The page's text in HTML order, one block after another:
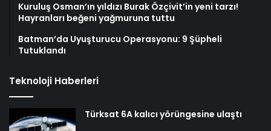
Kuruluş Osman’ın yıldızı Burak Özçivit’in yeni tarzı!
Hayranları beğeni yağmuruna tuttu
Batman’da Uyuşturucu Operasyonu: 9 Şüpheli
Tutuklandı
Teknoloji Haberleri
Türksat 6A kalıcı yörüngesine ulaştı